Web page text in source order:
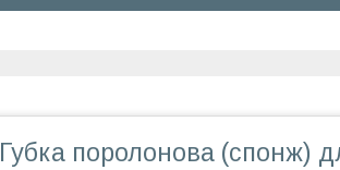
Губка поролонова (спонж)